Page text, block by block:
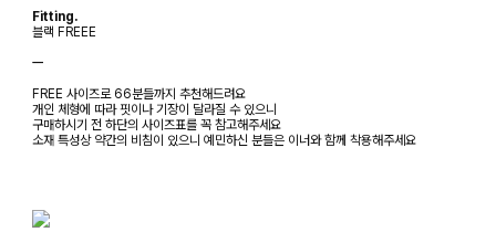
Fitting.
블랙 FREEE
ㅡ
FREE 사이즈로 66분들까지 추천해드려요
개인 체형에 따라 핏이나 기장이 달라질 수 있으니
구매하시기 전 하단의 사이즈표를 꼭 참고해주세요
소재 특성상 약간의 비침이 있으니 예민하신 분들은 이너와 함께 착용해주세요